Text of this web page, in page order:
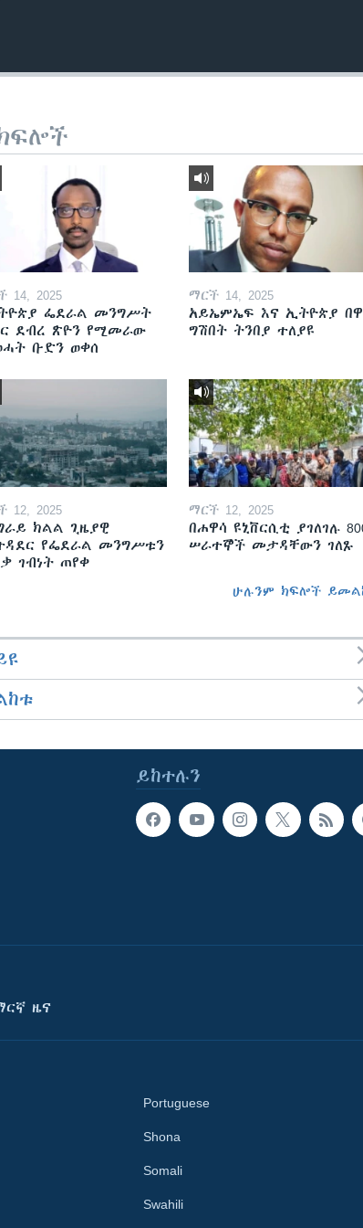
14, 2025
ፌደራል መንግሥት
ደብረ ጽዮን የሚመራው
ቡድን ወቀሰ
ማርች 14, 2025
አይኤምኤፍ እና ኢትዮጵያ
ግሽበት ትንበያ ተለያዩ
12, 2025
ክልል ጊዜያዊ
የፌደራል መንግሥቱን
ገብነት ጠየቀ
ማርች 12, 2025
በሐዋሳ ዩኒቨርሲቲ ያገለገሉ
ሠራተኞች መታዳቸውን ገለጹ
ሁሉንም ክፍሎች
ይከተሉን
ዜና
Portuguese
Shona
Somali
Swahili